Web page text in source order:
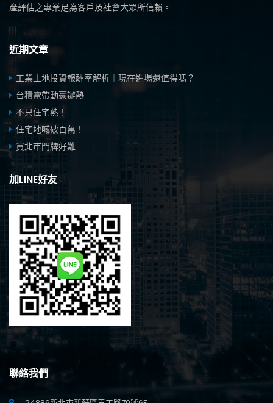
產評估之專業足為客戶及社會大眾所信賴。
近期文章
工業土地投資報酬率解析｜現在進場還值得嗎？
台積電帶動豪辦熱
不只住宅熱！
住宅地喊破百萬！
買北市門牌好難
加LINE好友
聯絡我們